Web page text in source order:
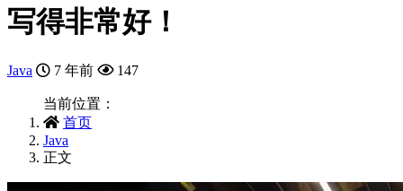
写得非常好！
Java 7 年前 147
当前位置：
首页
Java
正文